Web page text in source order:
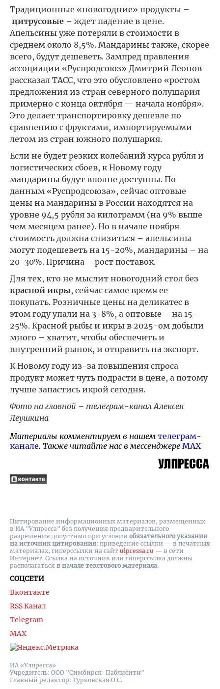
Традиционные «новогодние» продукты –
цитрусовые – ждет падение в цене.
Апельсины уже потеряли в стоимости в
среднем около 8,5%. Мандарины также, скорее
всего, будут дешеветь. Зампред правления
ассоциации «Руспродсоюз» Дмитрий Леонов
рассказал ТАСС, что это обусловлено «ростом
предложения из стран северного полушария
примерно с конца октября — начала ноября».
Это делает транспортировку дешевле по
сравнению с фруктами, импортируемыми
летом из стран южного полушария.
Если не будет резких колебаний курса рубля и
логистических сбоев, к Новому году
мандарины будут вполне доступны. По
данным «Руспродсоюза», сейчас оптовые
цены на мандарины в России находятся на
уровне 94,5 рубля за килограмм (на 9% выше
чем месяцем ранее). Но в начале ноября
стоимость должна снизиться – апельсины
могут подешеветь на 15-20%, мандарины – на
20-30%. Причина – рост поставок.
Для тех, кто не мыслит новогодний стол без
красной икры, сейчас самое время ее
покупать. Розничные цены на деликатес в
этом году упали на 3-8%, а оптовые – на 15-
25%. Красной рыбы и икры в 2025-ом добыли
много – хватит, чтобы обеспечить и
внутренний рынок, и отправить на экспорт.
К Новому году из-за повышения спроса
продукт может чуть подрасти в цене, а потому
лучше запастись икрой сегодня.
Фото на главной – телеграм-канал Алексея
Леушкина
Материалы комментируем в нашем телеграм-
канале. Также читайте нас в мессенджере MAX
ИА «Улпресса»
Учредитель: ООО "Симбирск-Паблисити"
Главный редактор: Турковская О.С.
СОЦСЕТИ
Вконтакте
RSS Канал
Telegram
MAX
Цитирование информационных материалов, размещенных
в ИА "Улпресса" без получения предварительного
разрешения допустимо при условии обязательного указания
на источник цитирования: приведение ссылки — в печатных
материалах, гиперссылки на cайт ulpressa.ru — в сети
Интернет. Ссылка на источник или гиперссылка должны
располагаться в начале текстового материала.